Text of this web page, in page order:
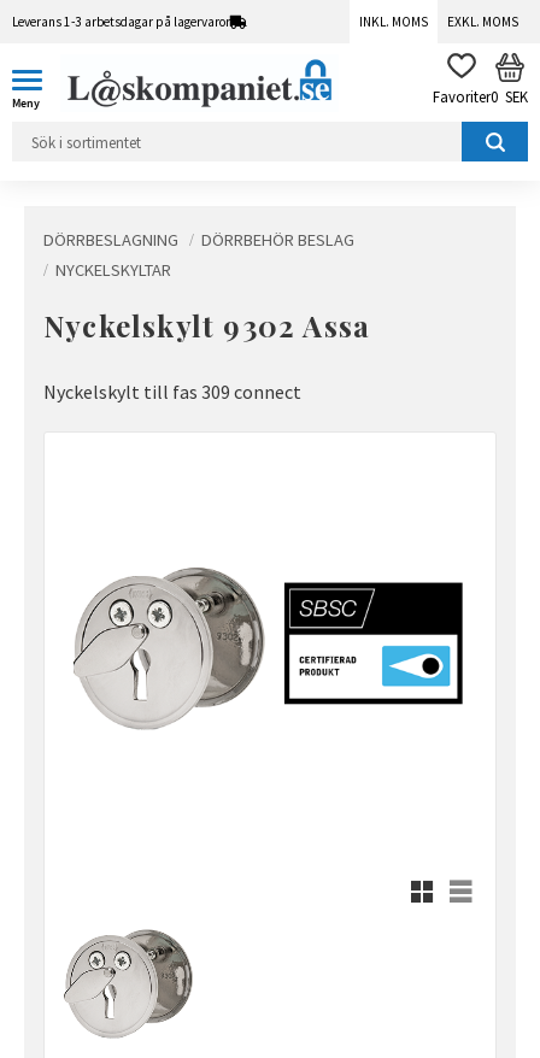
Leverans 1-3 arbetsdagar på lagervaror INKL. MOMS EXKL. MOMS
FAVORITER
0 SEK
DÖRRBESLAGNING
DÖRRBEHÖR BESLAG
NYCKELSKYLTAR
Nyckelskylt 9302 Assa
Nyckelskylt till fas 309 connect
Rutnätsvy
Listvy